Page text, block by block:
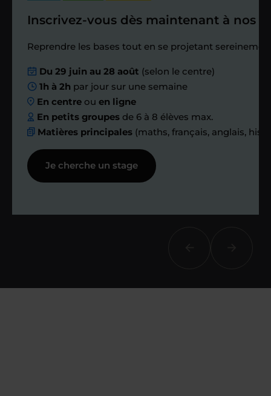
Étape 4
Nous planifions
ensemble des
échanges réguliers
Afin de suivre le travail et les progrès
réalisés, votre enseignant et moi-
même vous proposons des points et
Inscrivez-vous dès maintenant à nos
Reprendre les bases tout en se projetant
Du 29 juin au 28 août (selon le centre)
1h à 2h par jour sur une semaine
En centre ouen ligne
En petits groupes de 6 à 8 élèves max.
Matières principales (maths, français, anglais,
Je cherche un stage